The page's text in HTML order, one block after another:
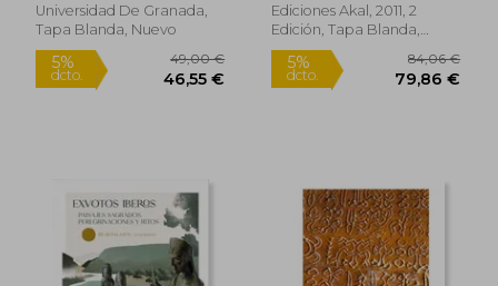
Universidad De Granada,
Tapa Blanda, Nuevo
5%
dcto.
49,00 €
46,55 €
Ediciones Akal, 2011, 2
Edición, Tapa Blanda,
Nuevo
5%
dcto.